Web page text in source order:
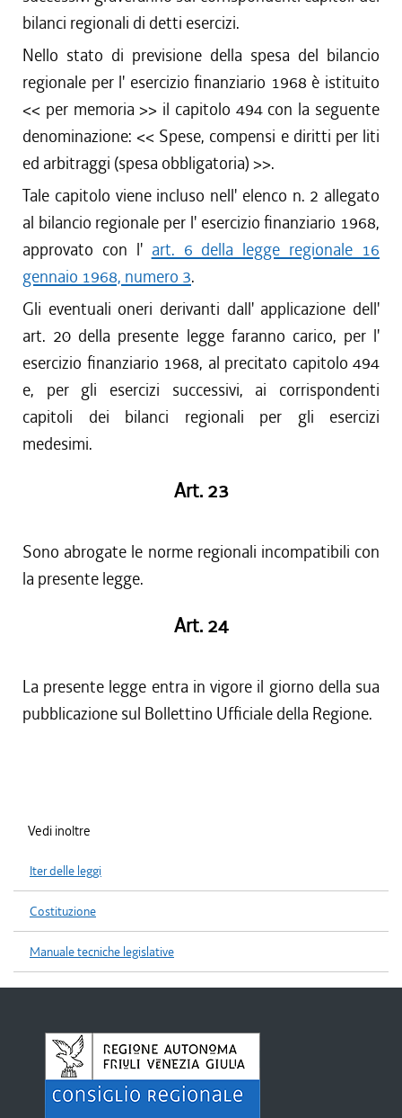
bilanci regionali di detti esercizi.
Nello stato di previsione della spesa del bilancio
regionale per l' esercizio finanziario 1968 è istituito
<< per memoria >> il capitolo 494 con la seguente
denominazione: << Spese, compensi e diritti per liti
ed arbitraggi (spesa obbligatoria) >>.
Tale capitolo viene incluso nell' elenco n. 2 allegato
al bilancio regionale per l' esercizio finanziario 1968,
approvato con l' art. 6 della legge regionale 16
gennaio 1968, numero 3.
Gli eventuali oneri derivanti dall' applicazione dell'
art. 20 della presente legge faranno carico, per l'
esercizio finanziario 1968, al precitato capitolo 494
e, per gli esercizi successivi, ai corrispondenti
capitoli dei bilanci regionali per gli esercizi
medesimi.
Art. 23
Sono abrogate le norme regionali incompatibili con
la presente legge.
Art. 24
La presente legge entra in vigore il giorno della sua
pubblicazione sul Bollettino Ufficiale della Regione.
Vedi inoltre
Iter delle leggi
Costituzione
Manuale tecniche legislative